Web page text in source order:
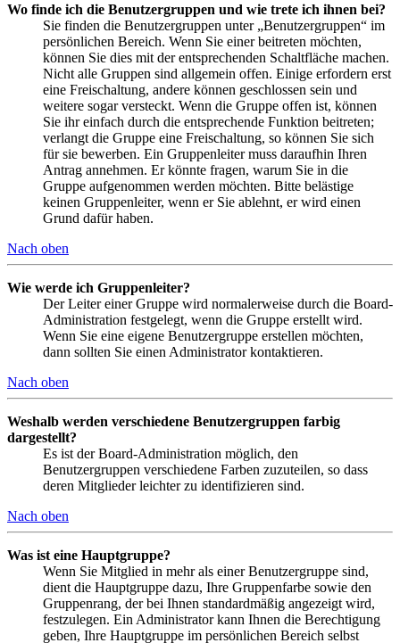
Wo finde ich die Benutzergruppen und wie trete ich ihnen bei?
Sie finden die Benutzergruppen unter „Benutzergruppen“ im
persönlichen Bereich. Wenn Sie einer beitreten möchten,
können Sie dies mit der entsprechenden Schaltfläche machen.
Nicht alle Gruppen sind allgemein offen. Einige erfordern erst
eine Freischaltung, andere können geschlossen sein und
weitere sogar versteckt. Wenn die Gruppe offen ist, können
Sie ihr einfach durch die entsprechende Funktion beitreten;
verlangt die Gruppe eine Freischaltung, so können Sie sich
für sie bewerben. Ein Gruppenleiter muss daraufhin Ihren
Antrag annehmen. Er könnte fragen, warum Sie in die
Gruppe aufgenommen werden möchten. Bitte belästige
keinen Gruppenleiter, wenn er Sie ablehnt, er wird einen
Grund dafür haben.
Nach oben
Wie werde ich Gruppenleiter?
Der Leiter einer Gruppe wird normalerweise durch die Board-
Administration festgelegt, wenn die Gruppe erstellt wird.
Wenn Sie eine eigene Benutzergruppe erstellen möchten,
dann sollten Sie einen Administrator kontaktieren.
Nach oben
Weshalb werden verschiedene Benutzergruppen farbig
dargestellt?
Es ist der Board-Administration möglich, den
Benutzergruppen verschiedene Farben zuzuteilen, so dass
deren Mitglieder leichter zu identifizieren sind.
Nach oben
Was ist eine Hauptgruppe?
Wenn Sie Mitglied in mehr als einer Benutzergruppe sind,
dient die Hauptgruppe dazu, Ihre Gruppenfarbe sowie den
Gruppenrang, der bei Ihnen standardmäßig angezeigt wird,
festzulegen. Ein Administrator kann Ihnen die Berechtigung
geben, Ihre Hauptgruppe im persönlichen Bereich selbst